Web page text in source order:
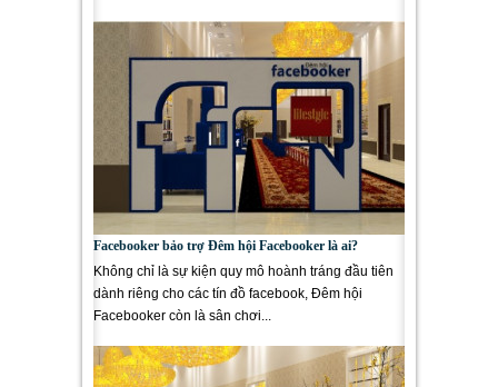
Facebooker bảo trợ Đêm hội Facebooker là ai?
Không chỉ là sự kiện quy mô hoành tráng đầu tiên
dành riêng cho các tín đồ facebook, Đêm hội
Facebooker còn là sân chơi...